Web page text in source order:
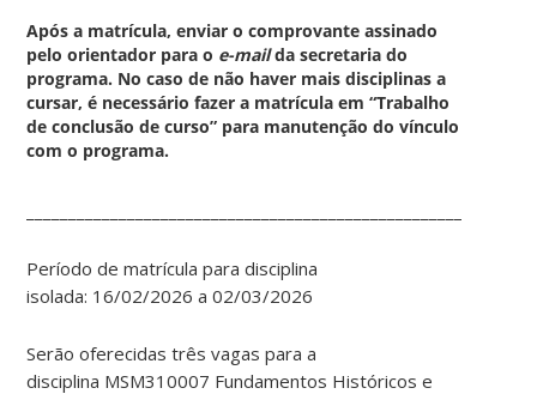
Após a matrícula, enviar o comprovante assinado
pelo orientador para o e-mailda secretaria do
programa. No caso de não haver mais disciplinas a
cursar, é necessário fazer a matrícula em “Trabalho
de conclusão de curso” para manutenção do vínculo
com o programa.
Período de matrícula para disciplina
isolada: 16/02/2026 a 02/03/2026
Serão oferecidas três vagas para a
disciplina MSM310007 Fundamentos Históricos e